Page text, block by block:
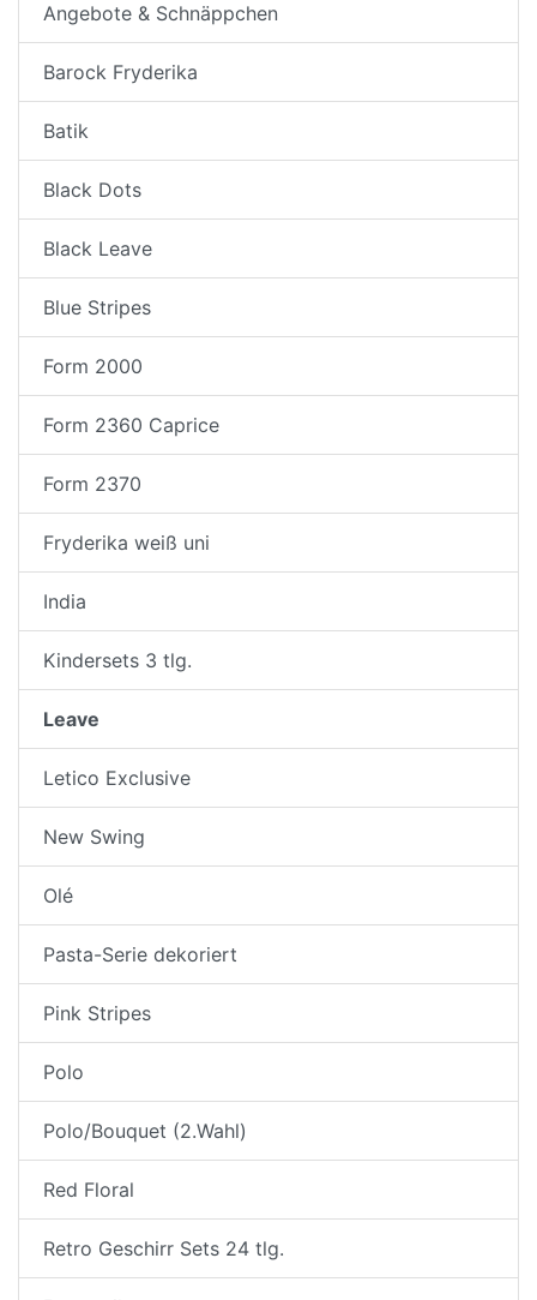
Angebote & Schnäppchen
Barock Fryderika
Batik
Black Dots
Black Leave
Blue Stripes
Form 2000
Form 2360 Caprice
Form 2370
Fryderika weiß uni
India
Kindersets 3 tlg.
Leave
Letico Exclusive
New Swing
Olé
Pasta-Serie dekoriert
Pink Stripes
Polo
Polo/Bouquet (2.Wahl)
Red Floral
Retro Geschirr Sets 24 tlg.